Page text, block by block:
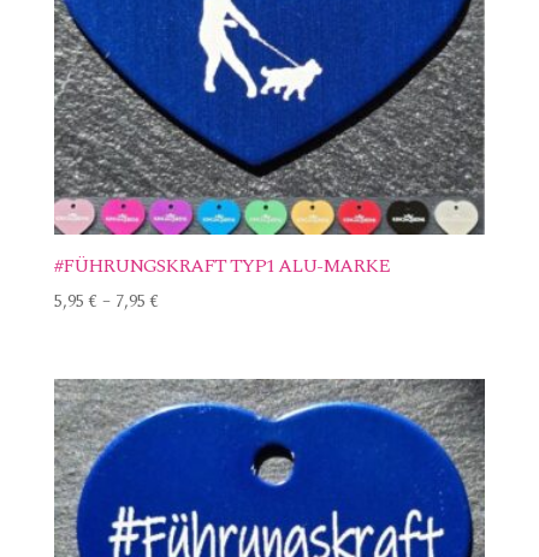
#FÜHRUNGSKRAFT TYP1 ALU-MARKE
5,95€ – 7,95€